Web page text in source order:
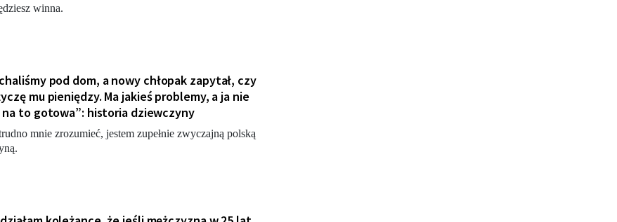
winna.
pod dom, a nowy chłopak zapytał, czy
mu pieniędzy. Ma jakieś problemy, a ja nie
to gotowa”: historia dziewczyny
mnie zrozumieć, jestem zupełnie zwyczajną polską